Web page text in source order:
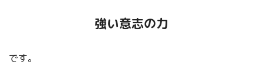
強い意志の力
です。